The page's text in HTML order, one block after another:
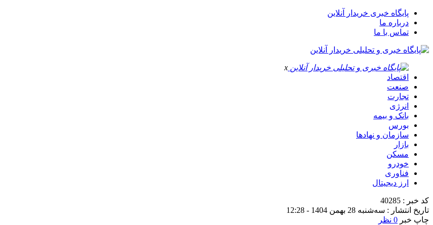
پایگاه خبری خریدار آنلاین
درباره ما
تماس با ما
x
اقتصاد
صنعت
تجارت
انرژی
بانک و بیمه
بورس
سازمان و نهادها
بازار
مسکن
خودرو
فناوری
ارز دیجیتال
کد خبر : 40285
تاریخ انتشار : سه‌شنبه 28 بهمن 1404 - 12:28
چاپ خبر 0 نظر